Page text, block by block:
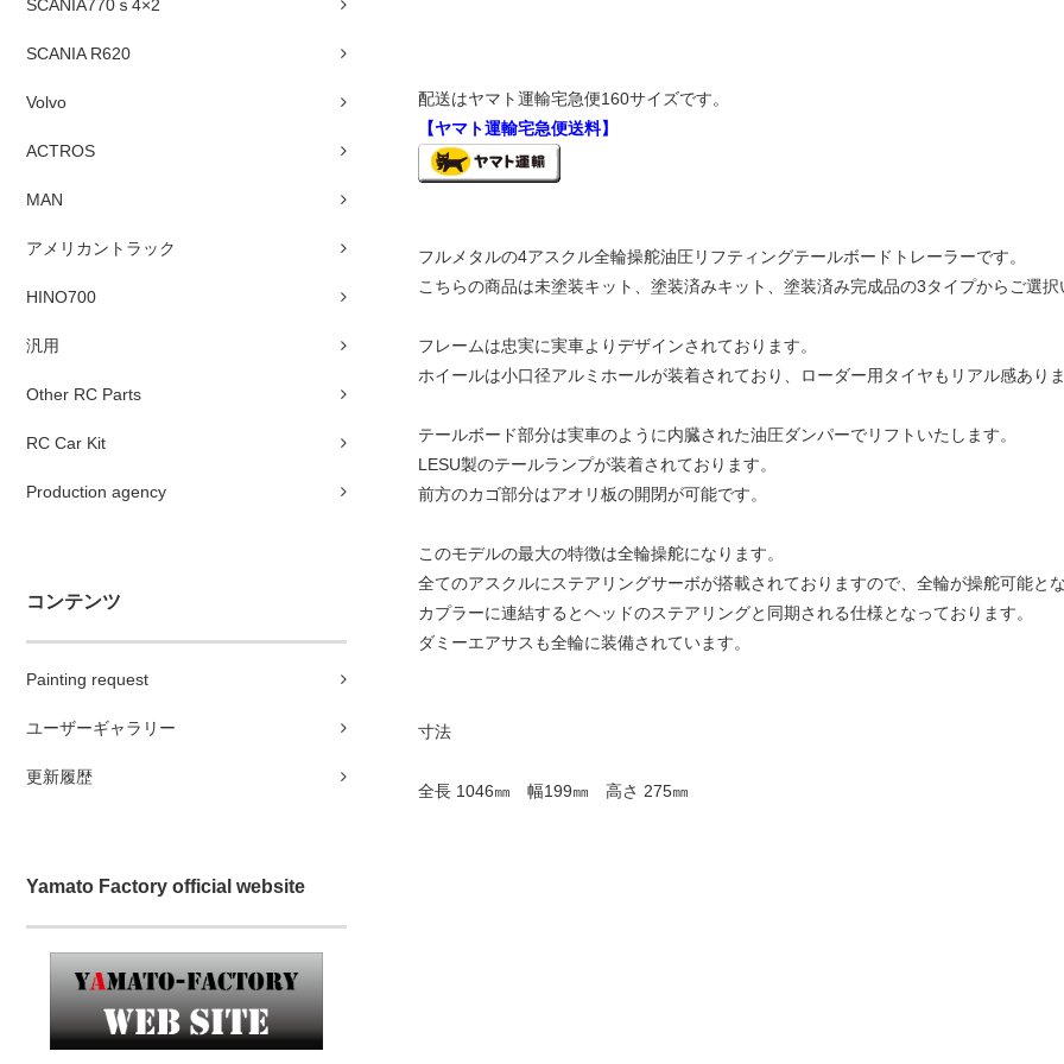
SCANIA770ｓ4×2
SCANIA R620
Volvo
ACTROS
MAN
アメリカントラック
HINO700
汎用
Other RC Parts
RC Car Kit
Production agency
コンテンツ
Painting request
ユーザーギャラリー
更新履歴
Yamato Factory official website
配送はヤマト運輸宅急便160サイズです。
【ヤマト運輸宅急便送料】
フルメタルの4アスクル全輪操舵油圧リフティングテールボードトレーラーです。
こちらの商品は未塗装キット、塗装済みキット、塗装済み完成品の3タイプからご選択
フレームは忠実に実車よりデザインされております。
ホイールは小口径アルミホールが装着されており、ローダー用タイヤもリアル感ありま
テールボード部分は実車のように内臓された油圧ダンパーでリフトいたします。
LESU製のテールランプが装着されております。
前方のカゴ部分はアオリ板の開閉が可能です。
このモデルの最大の特徴は全輪操舵になります。
全てのアスクルにステアリングサーボが搭載されておりますので、全輪が操舵可能とな
カプラーに連結するとヘッドのステアリングと同期される仕様となっております。
ダミーエアサスも全輪に装備されています。
寸法
全長 1046㎜ 幅199㎜ 高さ 275㎜